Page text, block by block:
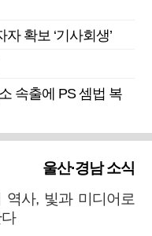
확보 ‘기사회생’
속출에 PS 셈법 복
울산·경남 소식
역사, 빛과 미디어로